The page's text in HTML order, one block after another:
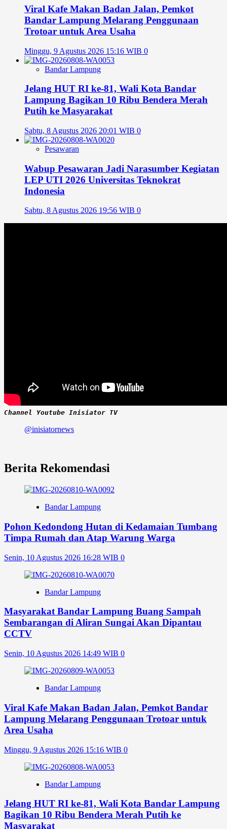
Viral Kafe Makan Badan Jalan, Pemkot
Bandar Lampung Melarang Penggunaan
Trotoar untuk Area Usaha
Minggu, 9 Agustus 2026 15:16 WIB 0
Bandar Lampung
Jelang HUT RI ke-81, Wali Kota Bandar
Lampung Bagikan 10 Ribu Bendera Merah
Putih ke Masyarakat
Sabtu, 8 Agustus 2026 20:01 WIB 0
Pesawaran
Wabup Pesawaran Jadi Narasumber Kegiatan
LEP UTI 2026 Universitas Teknokrat
Indonesia
Sabtu, 8 Agustus 2026 19:56 WIB 0
Channel Youtube Inisiator TV
@inisiatornews
Berita Rekomendasi
Bandar Lampung
Pohon Kedondong Hutan di Kedamaian Tumbang
Timpa Rumah dan Atap Warung Warga
Senin, 10 Agustus 2026 16:28 WIB 0
Bandar Lampung
Masyarakat Bandar Lampung Buang Sampah
Sembarangan di Aliran Sungai Akan Dipantau
CCTV
Senin, 10 Agustus 2026 14:49 WIB 0
Bandar Lampung
Viral Kafe Makan Badan Jalan, Pemkot Bandar
Lampung Melarang Penggunaan Trotoar untuk
Area Usaha
Minggu, 9 Agustus 2026 15:16 WIB 0
Bandar Lampung
Jelang HUT RI ke-81, Wali Kota Bandar Lampung
Bagikan 10 Ribu Bendera Merah Putih ke
Masyarakat